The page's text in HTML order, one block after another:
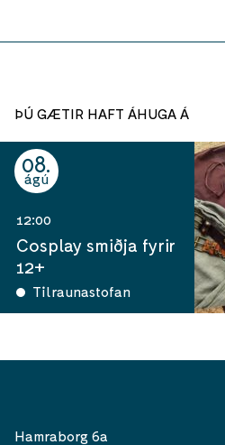
ÞÚ GÆTIR HAFT ÁHUGA Á
08
ágú
12:00
Cosplay smiðja fyrir
12+
Tilraunastofan
Hamraborg 6a